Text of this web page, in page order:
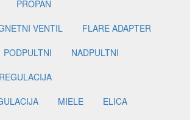
PROPAN
VENTIL
FLARE ADAPTER
PODPULTNI
NADPULTNI
MIELE
ELICA